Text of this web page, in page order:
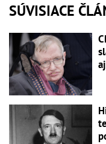
SÚVISIACE